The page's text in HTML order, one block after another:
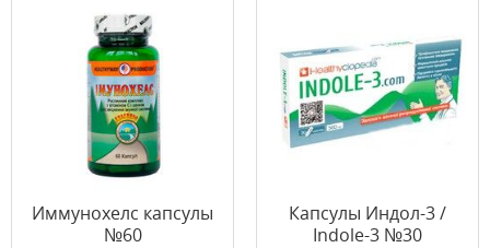
Иммунохелс капсулы
№60
Капсулы Индол-3 /
Indole-3 №30